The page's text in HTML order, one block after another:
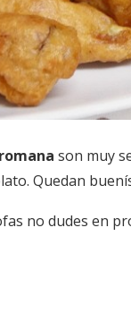
son muy
Quedan
no dudes en